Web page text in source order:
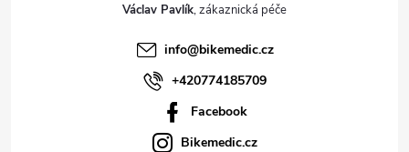
Václav Pavlík
info@bikemedic.cz
+420774185709
Facebook
Bikemedic.cz